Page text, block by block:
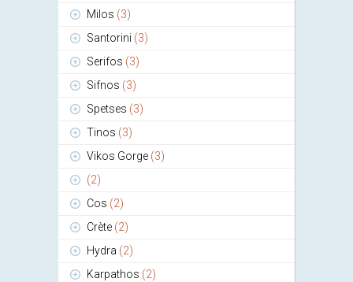
Milos (3)
Santorini (3)
Serifos (3)
Sifnos (3)
Spetses (3)
Tinos (3)
Vikos Gorge (3)
(2)
Cos (2)
Crète (2)
Hydra (2)
Karpathos (2)